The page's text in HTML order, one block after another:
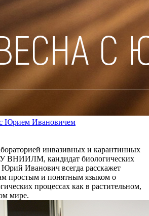
Юрием Ивановичем
инвазивных и карантинных
ВНИИЛМ, кандидат биологических
Иванович всегда расскажет
простым и понятным языком о
процессах как в растительном,
мире.